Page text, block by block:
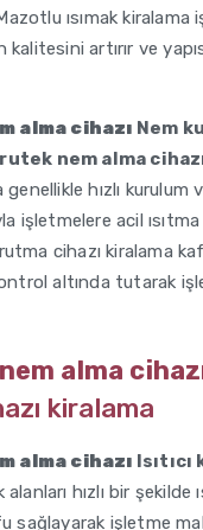
ısımak kiralama
artırır ve
alma cihazı Nem
nem alma
genellikle hızlı kurulum
işletmelere acil
cihazı kiralama
altında tutarak
alma
kiralama
alma cihazı
hızlı bir şekilde
sağlayarak işletme